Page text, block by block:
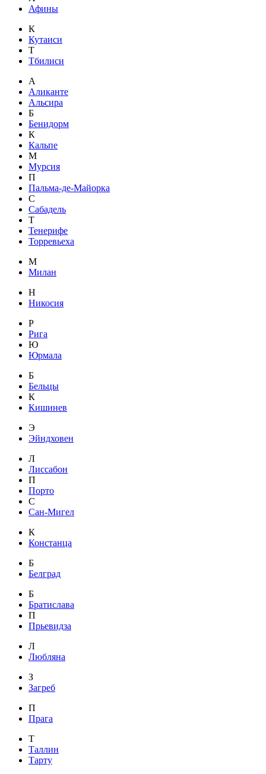
Афины
К
Кутаиси
Т
Тбилиси
А
Аликанте
Альсира
Б
Бенидорм
К
Кальпе
М
Мурсия
П
Пальма-де-Майорка
С
Сабадель
Т
Тенерифе
Торревьеха
М
Милан
Н
Никосия
Р
Рига
Ю
Юрмала
Б
Бельцы
К
Кишинев
Э
Эйндховен
Л
Лиссабон
П
Порто
С
Сан-Мигел
К
Констанца
Б
Белград
Б
Братислава
П
Прьевидза
Л
Любляна
З
Загреб
П
Прага
Т
Таллин
Тарту